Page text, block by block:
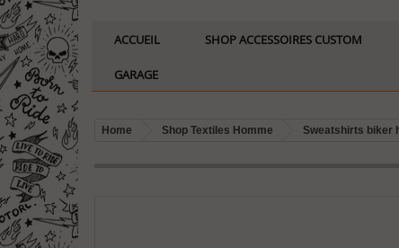
ACCUEIL SHOP ACCESSOIRES CUSTOM
GARAGE
Home Shop Textiles Homme Sweatshirts biker